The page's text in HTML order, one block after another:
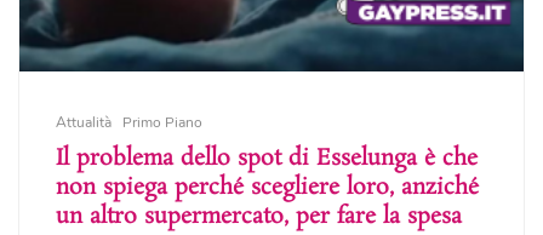
Attualità Primo Piano
Il problema dello spot di Esselunga è che
non spiega perché scegliere loro, anziché
un altro supermercato, per fare la spesa